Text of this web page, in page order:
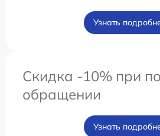
Узнать
Скидка -10% при
обращении
Узнать